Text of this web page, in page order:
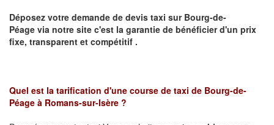
Déposez votre demande de devis taxi sur Bourg-de-
Péage via notre site c'est la garantie de bénéficier d'un prix
fixe, transparent et compétitif .
Quel est la tarification d'une course de taxi de Bourg-de-
Péage à Romans-sur-Isère ?